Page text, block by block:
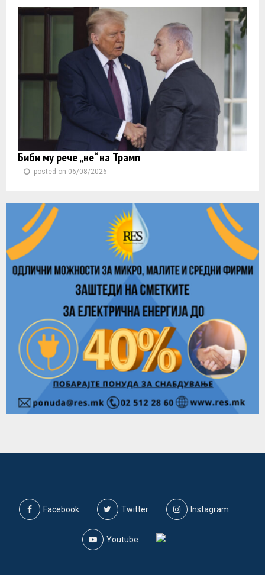
Биби му рече „не“ на Трамп
posted on 06/08/2026
Facebook Twitter Instagram
Youtube